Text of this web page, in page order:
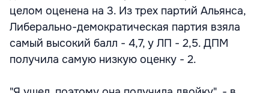
целом оценена на 3. Из трех партий Альянса,
Либерально-демократическая партия взяла
самый высокий балл - 4,7, у ЛП - 2,5. ДПМ
получила самую низкую оценку - 2.